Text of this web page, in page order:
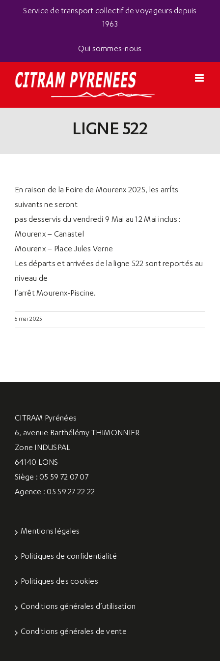
Service de transport collectif de voyageurs depuis
1963
Qui sommes-nous
LIGNE 522
En raison de la Foire de Mourenx 2025, les arrÍts
suivants ne seront
pas desservis du vendredi 9 Mai au 12 Mai inclus :
Mourenx – Canastel
Mourenx – Place Jules Verne
Les départs et arrivées de la ligne 522 sont reportés au
niveau de
l’arrêt Mourenx-Piscine.
6 mai 2025
CITRAM Pyrénées
6, avenue Barthélémy THIMONNIER
Zone INDUSPAL
64140 LONS
Siège : 05 59 72 07 07
Agence : 05 59 27 22 22
Mentions légales
Politiques de confidentialité
Politiques des cookies
Conditions générales d’utilisation
Conditions générales de vente
Panneau de gestion des cookies